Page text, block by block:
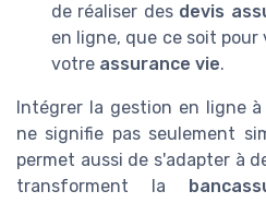
de réaliser des devis
en ligne, que ce soit pour
votre assurance vie.
Intégrer la gestion en ligne
ne signifie pas seulement
permet aussi de s'adapter à
transforment la